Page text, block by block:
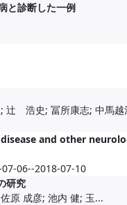
と診断した一例
浩史; 冨所康志; 中馬越
and other
06--2018-07-10
研究
原 成彦; 池内 健; 玉...